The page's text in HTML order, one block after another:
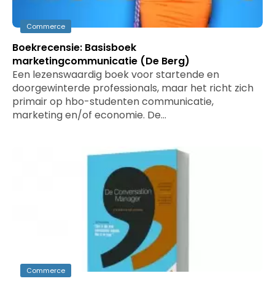
Commerce
Boekrecensie: Basisboek
marketingcommunicatie (De Berg)
Een lezenswaardig boek voor startende en
doorgewinterde professionals, maar het richt zich
primair op hbo-studenten communicatie,
marketing en/of economie. De…
Commerce